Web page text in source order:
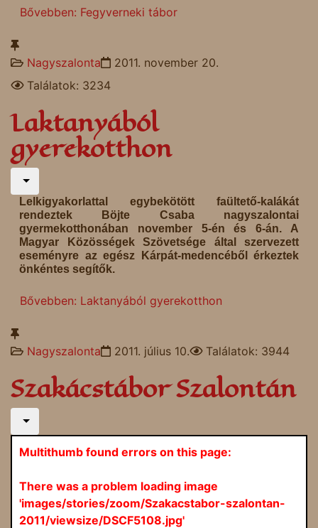
Bővebben: Fegyverneki tábor
Nagyszalonta
2011. november 20.
Találatok: 3234
Laktanyából
gyerekotthon
Lelkigyakorlattal egybekötött faültető-kalákát
rendeztek Böjte Csaba nagyszalontai
gyermekotthonában november 5-én és 6-án. A
Magyar Közösségek Szövetsége által szervezett
eseményre az egész Kárpát-medencéből érkeztek
önkéntes segítők.
Bővebben: Laktanyából gyerekotthon
Nagyszalonta 2011. július 10. Találatok: 3944
Szakácstábor Szalontán
Multithumb found errors on this page:
There was a problem loading image
'images/stories/zoom/Szakacstabor-szalontan-
2011/viewsize/DSCF5108.jpg'